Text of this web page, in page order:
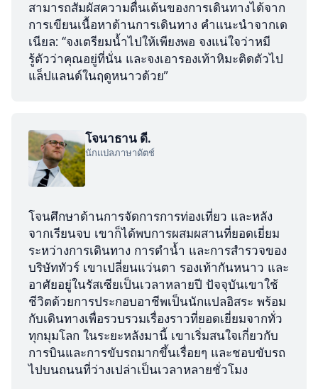
สามารถสัมผัสความตื่นเต้นของการเดินทางได้จาก
การเขียนเนื้อหาด้านการเดินทาง คำแนะนำจากเด
เนียล: “จงเตรียมน้ำไปให้เพียงพอ จงแน่ใจว่าหมี
รู้ตัวว่าคุณอยู่ที่นั่น และจงเอารองเท้าหิมะติดตัวไป
แล็ปแลนด์ในฤดูหนาวด้วย”
โจนาธาน ดี.
นักแปลภาษาดัตช์
โจนศึกษาด้านการจัดการการท่องเที่ยว และหลัง
จากเรียนจบ เขาก็ได้พบการผสมผสานที่ยอดเยี่ยม
ระหว่างการเดินทาง การดำน้ำ และการสำรวจของ
บริษัททัวร์ เขาเปลี่ยนแว่นตา รองเท้ากันหนาว และ
อาศัยอยู่ในรัสเซียเป็นเวลาหลายปี ปัจจุบันเขาใช้
ชีวิตด้วยการประกอบอาชีพเป็นนักแปลอิสระ พร้อม
กับเดินทางเพื่อรวบรวมเรื่องราวที่ยอดเยี่ยมจากทั่ว
ทุกมุมโลก ในระยะหลังมานี้ เขาเริ่มสนใจเกี่ยวกับ
การบินและการขับรถมากขึ้นเรื่อยๆ และชอบขับรถ
ไปบนถนนที่ว่างเปล่าเป็นเวลาหลายชั่วโมง